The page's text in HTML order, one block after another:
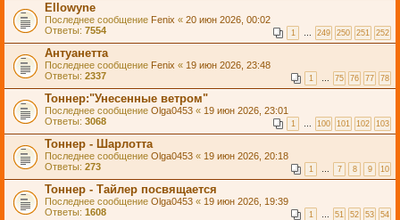
Ellowyne
Последнее сообщение Fenix « 20 июн 2026, 00:02
Ответы: 7554 1 … 249 250 251 252
Антуанетта
Последнее сообщение Fenix « 19 июн 2026, 23:48
Ответы: 2337 1 … 75 76 77 78
Тоннер:"Унесенные ветром"
Последнее сообщение Olga0453 « 19 июн 2026, 23:01
Ответы: 3068 1 … 100 101 102 103
Тоннер - Шарлотта
Последнее сообщение Olga0453 « 19 июн 2026, 20:18
Ответы: 273 1 … 7 8 9 10
Тоннер - Тайлер посвящается
Последнее сообщение Olga0453 « 19 июн 2026, 19:39
Ответы: 1608 1 … 51 52 53 54